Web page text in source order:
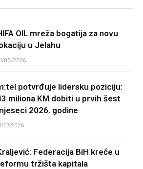
OIL mreža bogatija za novu
u Jelahu
08/2026
potvrđuje lidersku poziciju:
miliona KM dobiti u prvih šest
2026. godine
07/2026
Federacija BiH kreće u
tržišta kapitala